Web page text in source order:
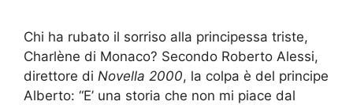
Chi ha rubato il sorriso alla principessa triste,
Charlène di Monaco? Secondo Roberto Alessi,
direttore di Novella 2000, la colpa è del principe
Alberto: “E’ una storia che non mi piace dal